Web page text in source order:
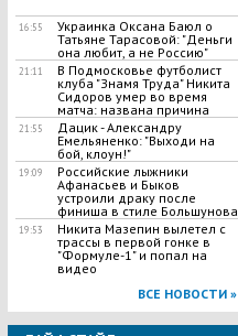
16:55
Украинка Оксана Баюл о
Татьяне Тарасовой: "Деньги
она любит, а не Россию"
21:11
В Подмосковье футболист
клуба "Знамя Труда" Никита
Сидоров умер во время
матча: названа причина
21:55
Дацик - Александру
Емельяненко: "Выходи на
бой, клоун!"
19:09
Российские лыжники
Афанасьев и Быков
устроили драку после
финиша в стиле Большунова
19:53
Никита Мазепин вылетел с
трассы в первой гонке в
"Формуле-1" и попал на
видео
ВСЕ НОВОСТИ »